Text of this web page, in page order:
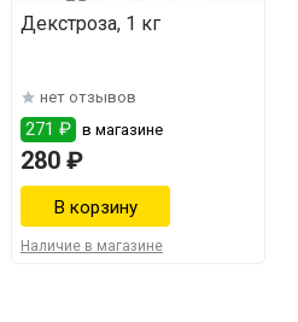
Декстроза, 1 кг
нет отзывов
271 ₽ в магазине
280 ₽
Наличие в магазине